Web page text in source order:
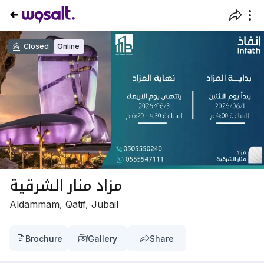
Closed Online
مزاد منار الشرقية
Aldammam, Qatif, Jubail
Brochure Gallery Share